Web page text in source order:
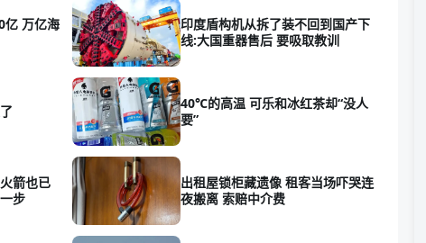
亿 万亿海
印度盾构机从拆了装不回到国产下
线:大国重器售后 要吸取教训
40℃的高温 可乐和冰红茶却“没人
要”
箭也已
步
出租屋锁柜藏遗像 租客当场吓哭连
夜搬离 索赔中介费